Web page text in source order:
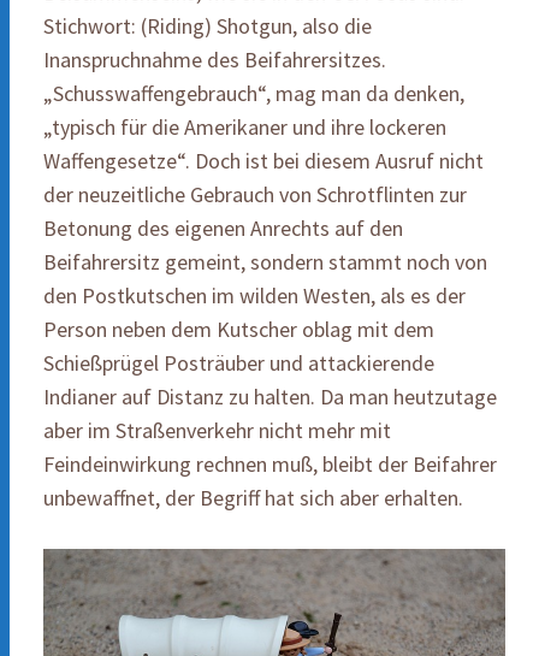
Stichwort: (Riding) Shotgun, also die
Inanspruchnahme des Beifahrersitzes.
„Schusswaffengebrauch“, mag man da denken,
„typisch für die Amerikaner und ihre lockeren
Waffengesetze“. Doch ist bei diesem Ausruf nicht
der neuzeitliche Gebrauch von Schrotflinten zur
Betonung des eigenen Anrechts auf den
Beifahrersitz gemeint, sondern stammt noch von
den Postkutschen im wilden Westen, als es der
Person neben dem Kutscher oblag mit dem
Schießprügel Posträuber und attackierende
Indianer auf Distanz zu halten. Da man heutzutage
aber im Straßenverkehr nicht mehr mit
Feindeinwirkung rechnen muß, bleibt der Beifahrer
unbewaffnet, der Begriff hat sich aber erhalten.